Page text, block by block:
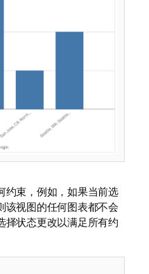
约束，例如，如果当前选
该视图的任何图表都不会
择状态更改以满足所有约